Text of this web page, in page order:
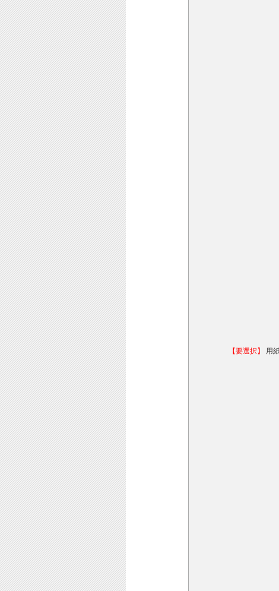
【要選択】 用